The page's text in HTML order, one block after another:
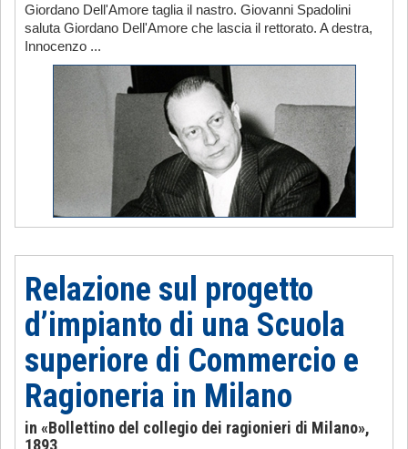
Giordano Dell'Amore taglia il nastro. Giovanni Spadolini
saluta Giordano Dell'Amore che lascia il rettorato. A destra,
Innocenzo ...
Relazione sul progetto
d’impianto di una Scuola
superiore di Commercio e
Ragioneria in Milano
in «Bollettino del collegio dei ragionieri di Milano»,
1893